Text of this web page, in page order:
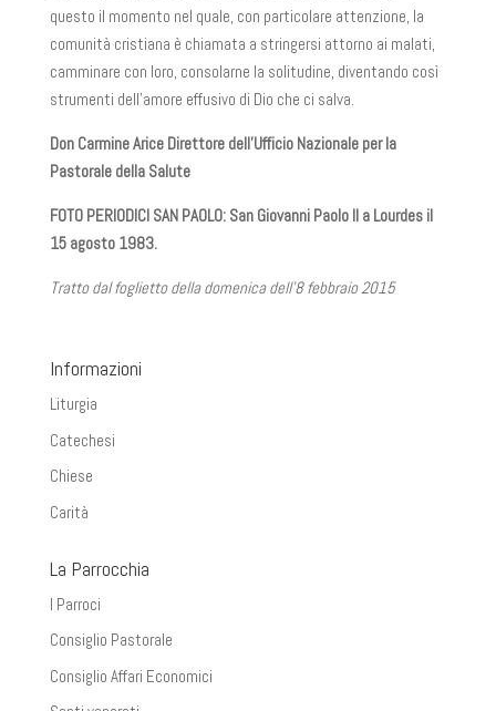
questo il momento nel quale, con particolare attenzione, la
comunità cristiana è chiamata a stringersi attorno ai malati,
camminare con loro, consolarne la solitudine, diventando così
strumenti dell’amore effusivo di Dio che ci salva.
Don Carmine Arice Direttore dell’Ufficio Nazionale per la
Pastorale della Salute
FOTO PERIODICI SAN PAOLO: San Giovanni Paolo II a Lourdes il
15 agosto 1983.
Tratto dal foglietto della domenica dell’8 febbraio 2015
Informazioni
Liturgia
Catechesi
Chiese
Carità
La Parrocchia
I Parroci
Consiglio Pastorale
Consiglio Affari Economici